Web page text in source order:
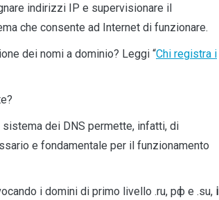
indirizzi IP e supervisionare il
che consente ad Internet di funzionare.
dei nomi a dominio? Leggi “Chi registra i
sistema dei DNS permette, infatti, di
e fondamentale per il funzionamento
i domini di primo livello .ru, рф e .su, i